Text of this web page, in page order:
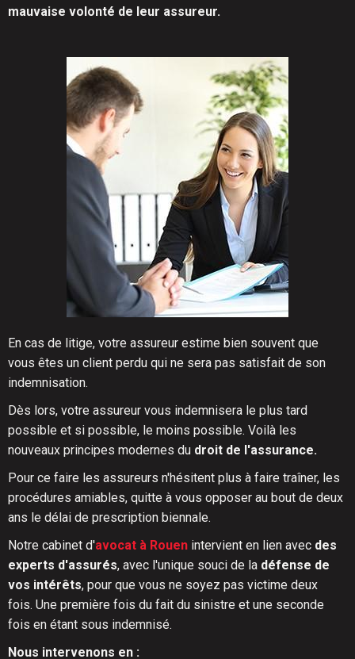
mauvaise volonté de leur assureur.
En cas de litige, votre assureur estime bien souvent que
vous êtes un client perdu qui ne sera pas satisfait de son
indemnisation.
Dès lors, votre assureur vous indemnisera le plus tard
possible et si possible, le moins possible. Voilà les
nouveaux principes modernes du droit de l'assurance.
Pour ce faire les assureurs n'hésitent plus à faire traîner, les
procédures amiables, quitte à vous opposer au bout de deux
ans le délai de prescription biennale.
Notre cabinet d'avocat à Rouen intervient en lien avec des
experts d'assurés, avec l'unique souci de la défense de
vos intérêts, pour que vous ne soyez pas victime deux
fois. Une première fois du fait du sinistre et une seconde
fois en étant sous indemnisé.
Nous intervenons en :